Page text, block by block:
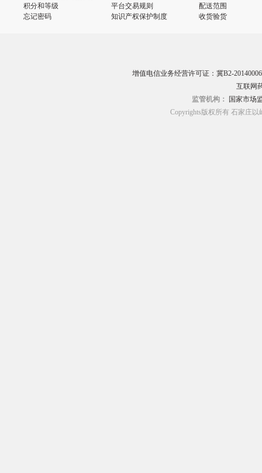
议
积分和等级
忘记密码
平台交易规则
知识产权保护制度
配送范围
收货验货
增值电信业务经营许可证：冀B2-20140006
互联网
监管机构：
国家市场
Copyrights版权所有 石家庄